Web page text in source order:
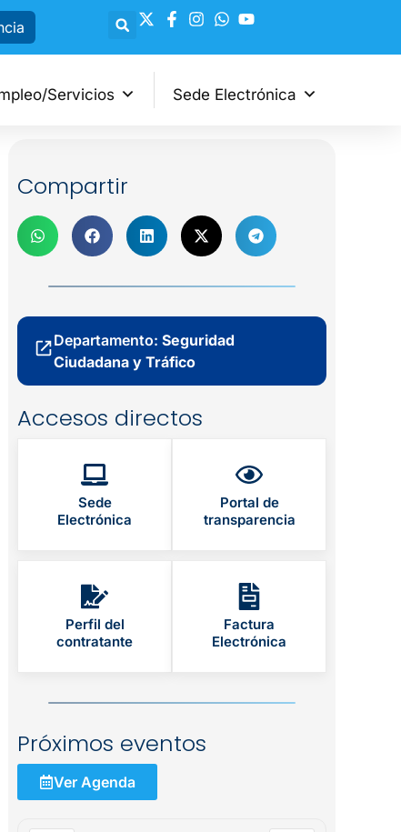
Servicios Sede Electrónica
Compartir
Departamento: Seguridad
Ciudadana y Tráfico
Accesos directos
Sede
Electrónica
Portal de
transparencia
Perfil del
contratante
Factura
Electrónica
Próximos eventos
Ver Agenda